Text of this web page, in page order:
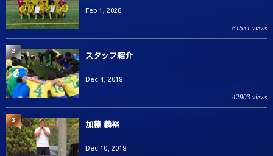
Feb 1, 2026
61531 views
スタッフ紹介
Dec 4, 2019
42903 views
2
加藤 義裕
Dec 10, 2019
3